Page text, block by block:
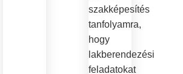
szakképesítés
tanfolyamra,
hogy
lakberendezési
feladatokat